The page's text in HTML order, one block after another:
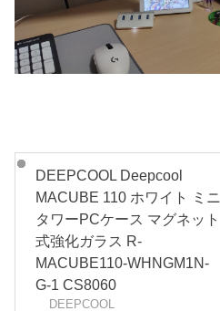
DEEPCOOL Deepcool
MACUBE 110 ホワイト ミニ
タワーPCケース マグネット
式強化ガラス R-
MACUBE110-WHNGM1N-
G-1 CS8060
DEEPCOOL